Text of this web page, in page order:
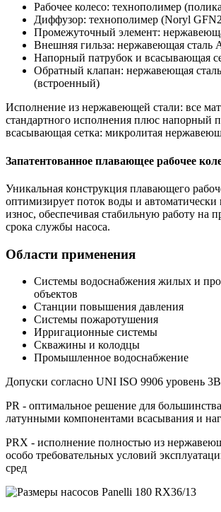
Рабочее колесо: технополимер
Диффузор: технополимер (Noryl
Промежуточный элемент:
Внешняя гильза: нержавеющая сталь
Напорный патрубок и всасывающая
Обратный клапан: нержавеющая
(встроенный)
Исполнение из нержавеющей стали: все
стандартного исполнения плюс напорный
всасывающая сетка: микролитая
Запатентованное плавающее рабочее
Уникальная конструкция плавающего
оптимизирует поток воды и автоматически
износ, обеспечивая стабильную работу на
срока службы насоса.
Области применения
Системы водоснабжения жилых и
объектов
Станции повышения давления
Системы пожаротушения
Ирригационные системы
Скважины и колодцы
Промышленное водоснабжение
Допуски согласно UNI ISO 9906 уровень 3B
PR - оптимальное решение для
латунными компонентами всасывания и
PRX - исполнение полностью из
особо требовательных условий
сред